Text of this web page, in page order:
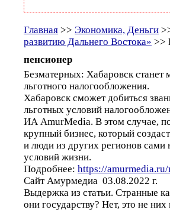
Главная >> Экономика, Деньги
развитию Дальнего Востока» >>
пенсионер
Безматерных: Хабаровск станет
льготного налогообложения.
Хабаровск сможет добиться
льготных условий
ИА AmurMedia. В этом случае,
крупный бизнес, который
и люди из других регионов сами
условий жизни.
Подробнее: https://
Сайт Амурмедиа 03.08.2022 г.
Выдержка из статьи. Странные
они государству? Нет, это не